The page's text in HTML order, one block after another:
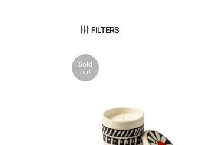
FILTERS
Sold
out